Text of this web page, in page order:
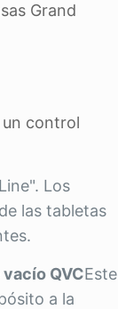
Grand
un control
Los
las tabletas
QVCEste
a la